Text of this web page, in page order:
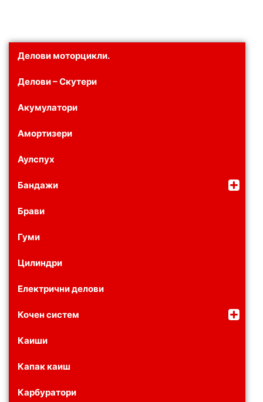
Делови моторцикли.
Делови – Скутери
Акумулатори
Амортизери
Аулспух
Бандажи
Брави
Гуми
Цилиндри
Електрични делови
Кочен систем
Каиши
Капак каиш
Карбуратори